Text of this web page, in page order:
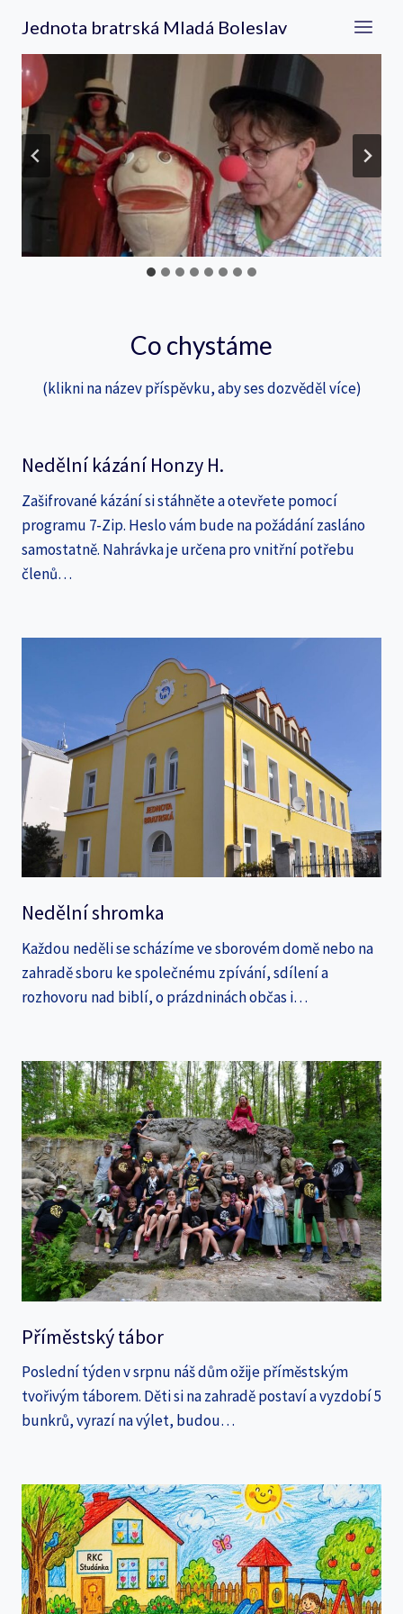
obsah
Jednota bratrská Mladá Boleslav
Co chystáme
(klikni na název příspěvku, aby ses dozvěděl více)
Nedělní kázání Honzy H.
Zašifrované kázání si stáhněte a otevřete pomocí
programu 7-Zip. Heslo vám bude na požádání zasláno
samostatně. Nahrávka je určena pro vnitřní potřebu
členů…
Nedělní shromka
Každou neděli se scházíme ve sborovém domě nebo na
zahradě sboru ke společnému zpívání, sdílení a
rozhovoru nad biblí, o prázdninách občas i…
Příměstský tábor
Poslední týden v srpnu náš dům ožije příměstským
tvořivým táborem. Děti si na zahradě postaví a vyzdobí 5
bunkrů, vyrazí na výlet, budou…